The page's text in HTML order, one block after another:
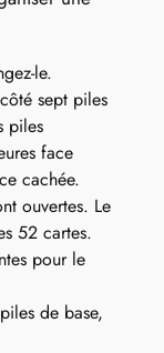
le.
sept piles
piles
face
cachée.
ouvertes. Le
52 cartes.
pour le
de base,